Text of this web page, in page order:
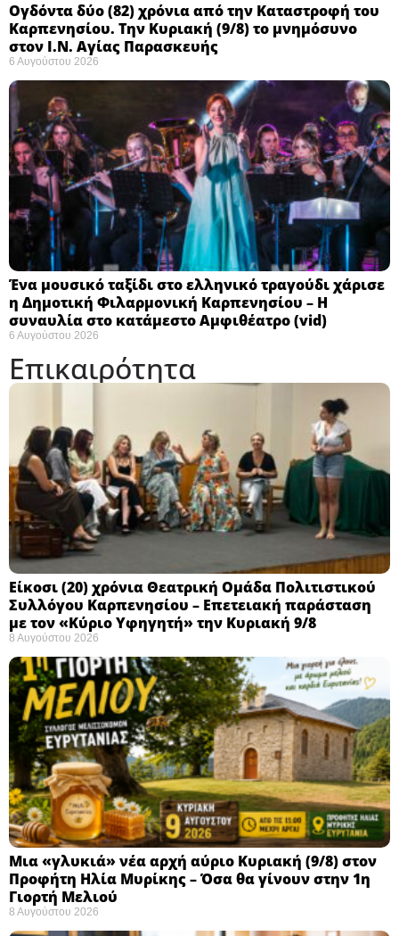
Ογδόντα δύο (82) χρόνια από την Καταστροφή του
Καρπενησίου. Την Κυριακή (9/8) το μνημόσυνο
στον Ι.Ν. Αγίας Παρασκευής
6 Αυγούστου 2026
Ένα μουσικό ταξίδι στο ελληνικό τραγούδι χάρισε
η Δημοτική Φιλαρμονική Καρπενησίου – Η
συναυλία στο κατάμεστο Αμφιθέατρο (vid)
6 Αυγούστου 2026
Επικαιρότητα
Eίκοσι (20) χρόνια Θεατρική Ομάδα Πολιτιστικού
Συλλόγου Καρπενησίου – Επετειακή παράσταση
με τον «Κύριο Υφηγητή» την Κυριακή 9/8
8 Αυγούστου 2026
Μια «γλυκιά» νέα αρχή αύριο Κυριακή (9/8) στον
Προφήτη Ηλία Μυρίκης – Όσα θα γίνουν στην 1η
Γιορτή Μελιού
8 Αυγούστου 2026